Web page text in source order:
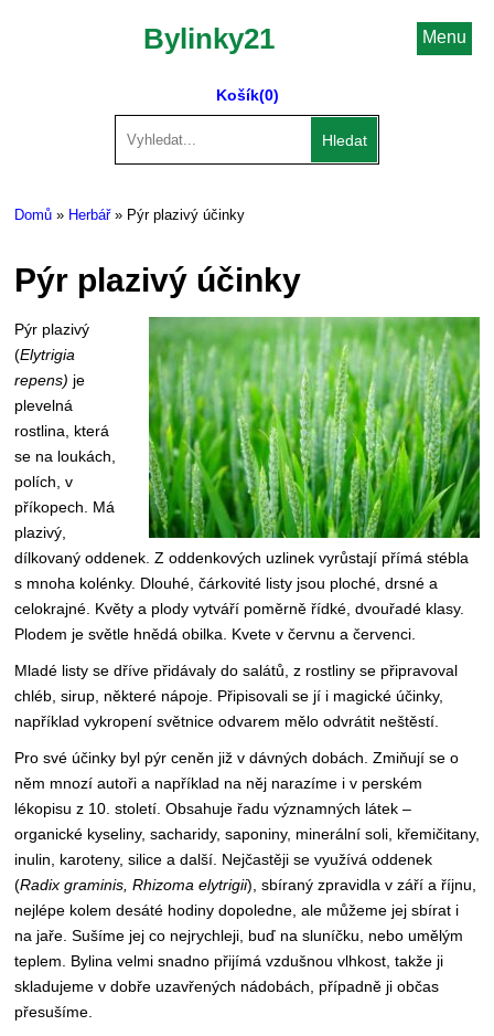
Menu
Bylinky21
Košík(0)
Hledat
Domů » Herbář» Pýr plazivý účinky
Pýr plazivý účinky
Pýr plazivý
(Elytrigia
repens) je
plevelná
rostlina, která
se na loukách,
polích, v
příkopech. Má
plazivý,
dílkovaný oddenek. Z oddenkových uzlinek vyrůstají přímá stébla
s mnoha kolénky. Dlouhé, čárkovité listy jsou ploché, drsné a
celokrajné. Květy a plody vytváří poměrně řídké, dvouřadé klasy.
Plodem je světle hnědá obilka. Kvete v červnu a červenci.
Mladé listy se dříve přidávaly do salátů, z rostliny se připravoval
chléb, sirup, některé nápoje. Připisovali se jí i magické účinky,
například vykropení světnice odvarem mělo odvrátit neštěstí.
Pro své účinky byl pýr ceněn již v dávných dobách. Zmiňují se o
něm mnozí autoři a například na něj narazíme i v perském
lékopisu z 10. století. Obsahuje řadu významných látek –
organické kyseliny, sacharidy, saponiny, minerální soli, křemičitany,
inulin, karoteny, silice a další. Nejčastěji se využívá oddenek
(Radix graminis, Rhizoma elytrigii), sbíraný zpravidla v září a říjnu,
nejlépe kolem desáté hodiny dopoledne, ale můžeme jej sbírat i
na jaře. Sušíme jej co nejrychleji, buď na sluníčku, nebo umělým
teplem. Bylina velmi snadno přijímá vzdušnou vlhkost, takže ji
skladujeme v dobře uzavřených nádobách, případně ji občas
přesušíme.